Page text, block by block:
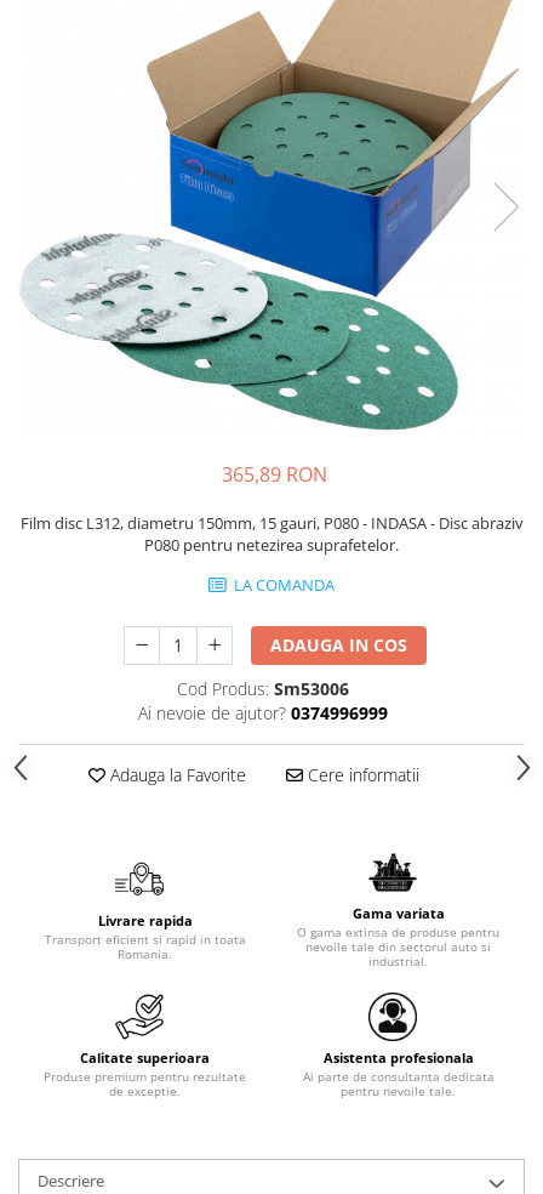
Sisteme si pahare PPS
Pahare de amestec
365,89 RON
Film disc L312, diametru 150mm, 15 gauri, P080 - INDASA - Disc abraziv
P080 pentru netezirea suprafetelor.
LA COMANDA
ADAUGA IN COS
Cod Produs: Sm53006
Ai nevoie de ajutor? 0374996999
Adauga la Favorite Cere informatii
Livrare rapida
Transport eficient si rapid in toata
Romania.
Gama variata
O gama extinsa de produse pentru
nevoile tale din sectorul auto si
industrial.
Calitate superioara
Produse premium pentru rezultate
de exceptie.
Asistenta profesionala
Ai parte de consultanta dedicata
pentru nevoile tale.
Descriere